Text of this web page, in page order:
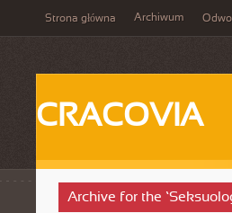
Strona główna Archiwum
CRACOVIA
Archive for the